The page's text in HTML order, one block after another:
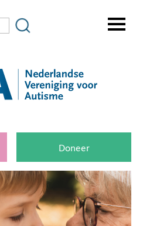
Doneer